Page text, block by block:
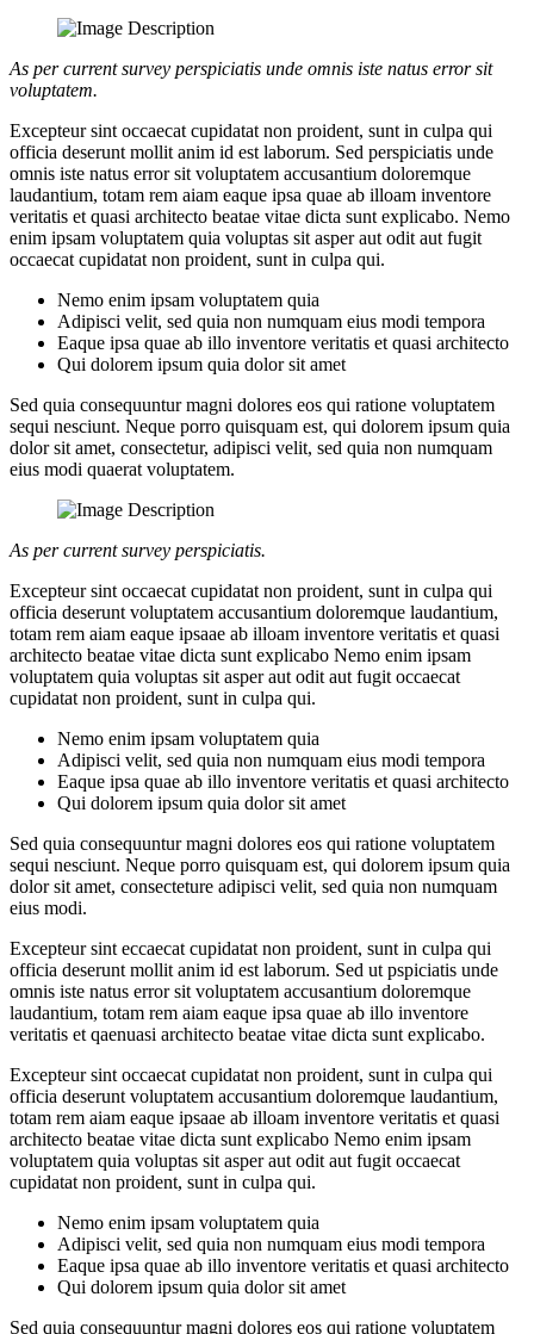
As per current survey perspiciatis unde omnis iste natus error sit
voluptatem.
Excepteur sint occaecat cupidatat non proident, sunt in culpa qui
officia deserunt mollit anim id est laborum. Sed perspiciatis unde
omnis iste natus error sit voluptatem accusantium doloremque
laudantium, totam rem aiam eaque ipsa quae ab illoam inventore
veritatis et quasi architecto beatae vitae dicta sunt explicabo. Nemo
enim ipsam voluptatem quia voluptas sit asper aut odit aut fugit
occaecat cupidatat non proident, sunt in culpa qui.
Nemo enim ipsam voluptatem quia
Adipisci velit, sed quia non numquam eius modi tempora
Eaque ipsa quae ab illo inventore veritatis et quasi architecto
Qui dolorem ipsum quia dolor sit amet
Sed quia consequuntur magni dolores eos qui ratione voluptatem
sequi nesciunt. Neque porro quisquam est, qui dolorem ipsum quia
dolor sit amet, consectetur, adipisci velit, sed quia non numquam
eius modi quaerat voluptatem.
As per current survey perspiciatis.
Excepteur sint occaecat cupidatat non proident, sunt in culpa qui
officia deserunt voluptatem accusantium doloremque laudantium,
totam rem aiam eaque ipsaae ab illoam inventore veritatis et quasi
architecto beatae vitae dicta sunt explicabo Nemo enim ipsam
voluptatem quia voluptas sit asper aut odit aut fugit occaecat
cupidatat non proident, sunt in culpa qui.
Nemo enim ipsam voluptatem quia
Adipisci velit, sed quia non numquam eius modi tempora
Eaque ipsa quae ab illo inventore veritatis et quasi architecto
Qui dolorem ipsum quia dolor sit amet
Sed quia consequuntur magni dolores eos qui ratione voluptatem
sequi nesciunt. Neque porro quisquam est, qui dolorem ipsum quia
dolor sit amet, consecteture adipisci velit, sed quia non numquam
eius modi.
Excepteur sint eccaecat cupidatat non proident, sunt in culpa qui
officia deserunt mollit anim id est laborum. Sed ut pspiciatis unde
omnis iste natus error sit voluptatem accusantium doloremque
laudantium, totam rem aiam eaque ipsa quae ab illo inventore
veritatis et qaenuasi architecto beatae vitae dicta sunt explicabo.
Excepteur sint occaecat cupidatat non proident, sunt in culpa qui
officia deserunt voluptatem accusantium doloremque laudantium,
totam rem aiam eaque ipsaae ab illoam inventore veritatis et quasi
architecto beatae vitae dicta sunt explicabo Nemo enim ipsam
voluptatem quia voluptas sit asper aut odit aut fugit occaecat
cupidatat non proident, sunt in culpa qui.
Nemo enim ipsam voluptatem quia
Adipisci velit, sed quia non numquam eius modi tempora
Eaque ipsa quae ab illo inventore veritatis et quasi architecto
Qui dolorem ipsum quia dolor sit amet
Sed quia consequuntur magni dolores eos qui ratione voluptatem